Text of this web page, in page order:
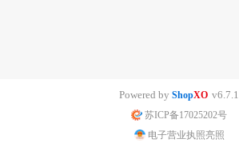
Powered by ShopXO v6.7.1
苏ICP备17025202号
电子营业执照亮照